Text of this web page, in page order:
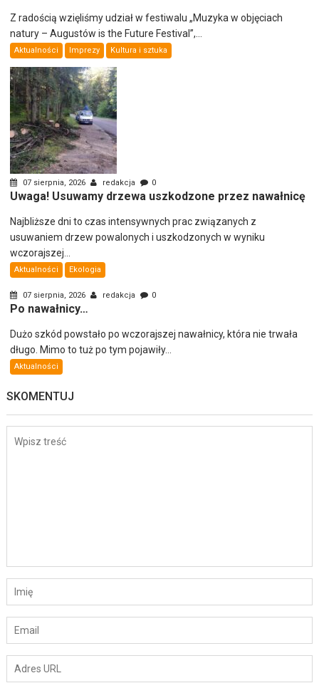
Z radością wzięliśmy udział w festiwalu „Muzyka w objęciach
natury – Augustów is the Future Festival”,...
Aktualności Imprezy Kultura i sztuka
07 sierpnia, 2026 redakcja 0
Uwaga! Usuwamy drzewa uszkodzone przez nawałnicę
Najbliższe dni to czas intensywnych prac związanych z
usuwaniem drzew powalonych i uszkodzonych w wyniku
wczorajszej...
Aktualności Ekologia
07 sierpnia, 2026 redakcja 0
Po nawałnicy…
Dużo szkód powstało po wczorajszej nawałnicy, która nie trwała
długo. Mimo to tuż po tym pojawiły...
Aktualności
SKOMENTUJ